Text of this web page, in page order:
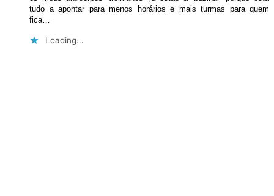
tudo a apontar para menos horários e mais turmas para quem
fica…
Loading...